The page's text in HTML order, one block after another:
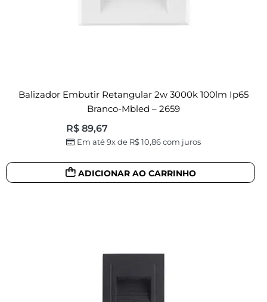
Balizador Embutir Retangular 2w 3000k 100lm Ip65
Branco-Mbled – 2659
R$89,67
Em até 9x de R$10,86com juros
ADICIONAR AO CARRINHO